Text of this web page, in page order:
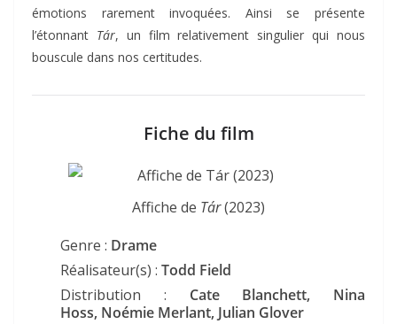
émotions rarement invoquées. Ainsi se présente
l’étonnant Tár, un film relativement singulier qui nous
bouscule dans nos certitudes.
Fiche du film
Affiche de Tár(2023)
Genre : Drame
Réalisateur(s) : Todd Field
Distribution : Cate Blanchett, Nina
Hoss, Noémie Merlant, Julian Glover